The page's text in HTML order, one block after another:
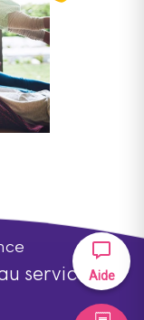
Aide
service des